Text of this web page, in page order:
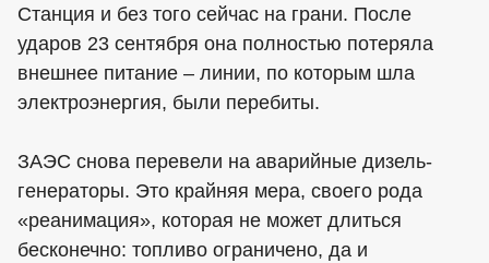
Станция и без того сейчас на грани. После
ударов 23 сентября она полностью потеряла
внешнее питание – линии, по которым шла
электроэнергия, были перебиты.
ЗАЭС снова перевели на аварийные дизель-
генераторы. Это крайняя мера, своего рода
«реанимация», которая не может длиться
бесконечно: топливо ограничено, да и